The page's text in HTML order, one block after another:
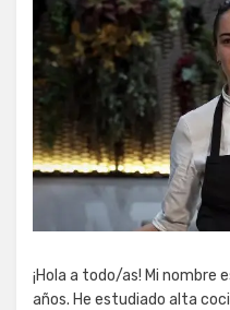
¡Hola a todo/as! Mi nombre
años. He estudiado alta